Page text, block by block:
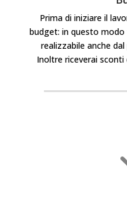
Prima di iniziare il
budget: in questo
realizzabile anche
Inoltre riceverai